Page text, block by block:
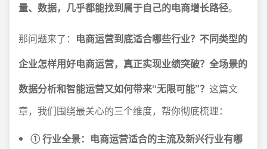
量、数据，几乎都能找到属于自己的电商增长路径。
那问题来了： 电商运营到底适合哪些行业？不同类型的
企业怎样用好电商运营，真正实现业绩突破？全场景的
数据分析和智能运营又如何带来“无限可能”？ 这篇文
章，我们围绕最关心的三个维度，帮你彻底梳理：
① 行业全景：电商运营适合的主流及新兴行业有哪